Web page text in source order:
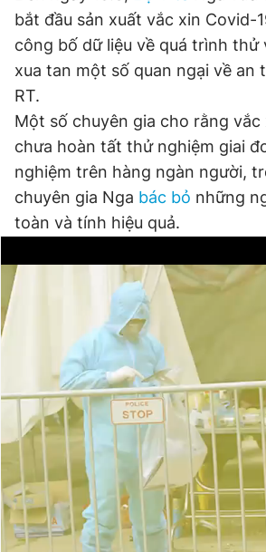
bắt đầu sản xuất vắc xin Covid-
công bố dữ liệu về quá trình thử
xua tan một số quan ngại về an
RT.
Một số chuyên gia cho rằng vắc
chưa hoàn tất thử nghiệm giai
nghiệm trên hàng ngàn người,
chuyên gia Nga bác bỏ những
toàn và tính hiệu quả.